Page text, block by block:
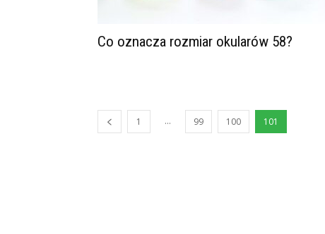
Co oznacza rozmiar okularów 58?
1 ... 99 100 101